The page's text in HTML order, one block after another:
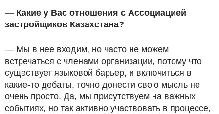
— Какие у Вас отношения с Ассоциацией
застройщиков Казахстана?
— Мы в нее входим, но часто не можем
встречаться с членами организации, потому что
существует языковой барьер, и включиться в
какие-то дебаты, точно донести свою мысль не
очень просто. Да, мы присутствуем на важных
событиях, но так активно участвовать в процессе,